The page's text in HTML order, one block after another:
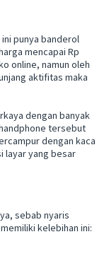
punya banderol
mencapai Rp
online, namun oleh
aktifitas maka
dengan banyak
tersebut
dengan kaca
layar yang besar
sebab nyaris
kelebihan ini: